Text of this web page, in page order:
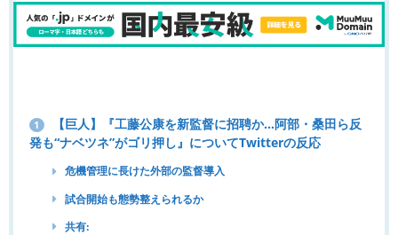
1
【巨人】『工藤公康を新監督に招聘か…阿部・桑田ら反
発も“ナベツネ”がゴリ押し』についてTwitterの反応
危機管理に長けた外部の監督導入
試合開始も態勢整えられるか
共有: